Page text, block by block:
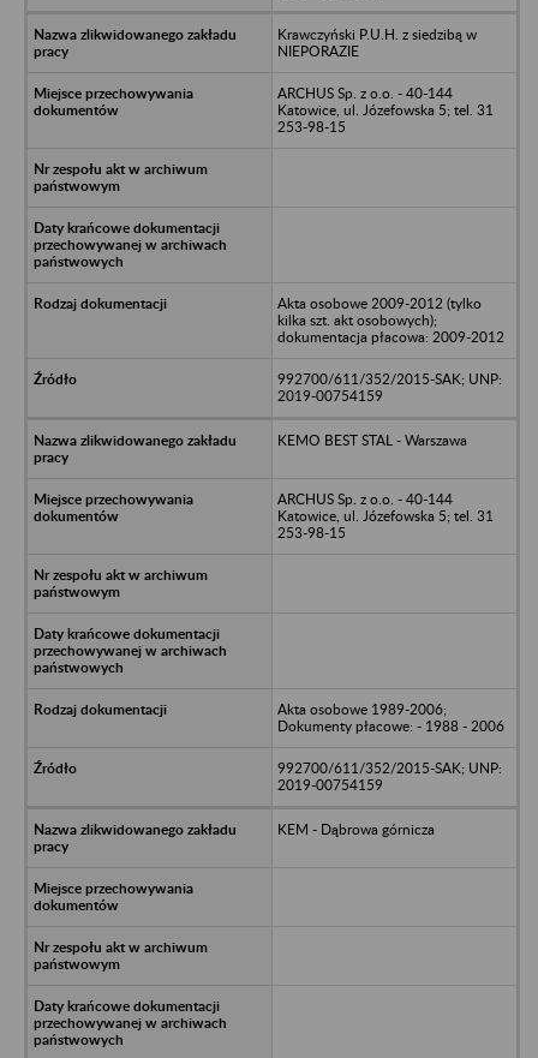
Krawczyński P.U.H. z siedzibą w
NIEPORAZIE
ARCHUS Sp. z o.o. - 40-144
Katowice, ul. Józefowska 5; tel. 31
253-98-15
Akta osobowe 2009-2012 (tylko
kilka szt. akt osobowych);
dokumentacja płacowa: 2009-2012
992700/611/352/2015-SAK; UNP:
2019-00754159
KEMO BEST STAL - Warszawa
ARCHUS Sp. z o.o. - 40-144
Katowice, ul. Józefowska 5; tel. 31
253-98-15
Akta osobowe 1989-2006;
Dokumenty płacowe: - 1988 - 2006
992700/611/352/2015-SAK; UNP:
2019-00754159
KEM - Dąbrowa górnicza